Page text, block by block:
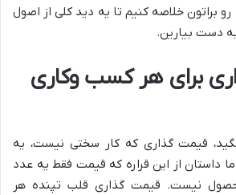
براتون خلاصه کنیم تا یه دید کلی از اصول
دست بیارین.
برای هر کسب وکاری
قیمت گذاری که کار سختی نیست، یه
داستان از این قراره که قیمت فقط یه عدد
نیست. قیمت گذاری قلب تپنده هر